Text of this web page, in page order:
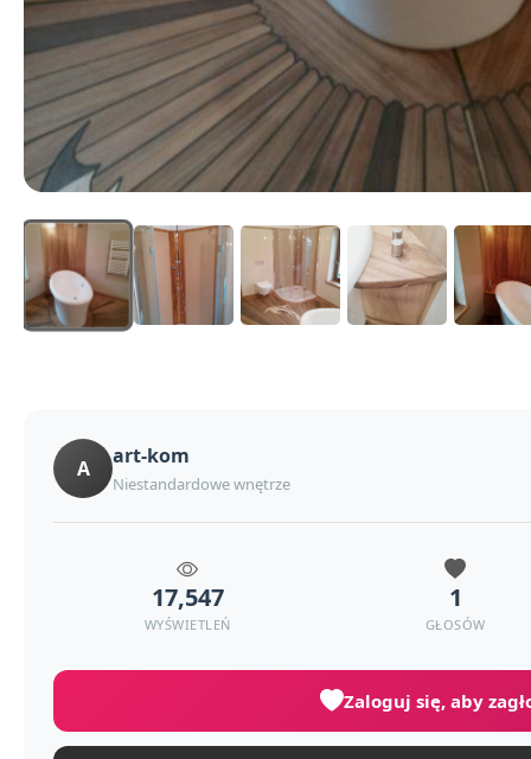
A art-kom
Niestandardowe wnętrze
17,547
WYŚWIETLEŃ
1
GŁOSÓW
Zaloguj się, aby